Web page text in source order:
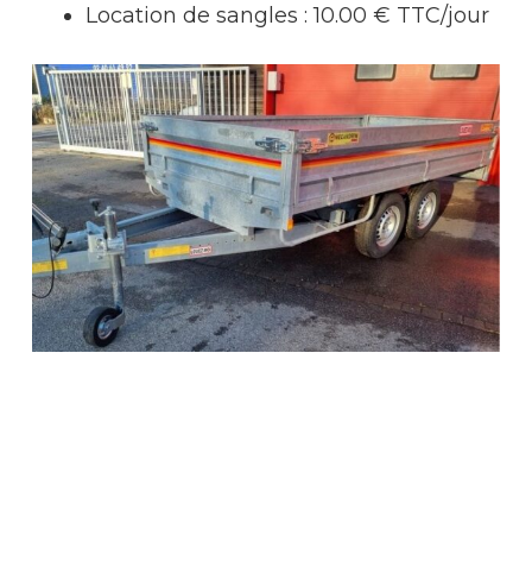
Location de sangles : 10.00 € TTC/jour